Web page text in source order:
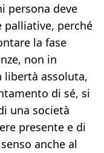
persona deve
palliative, perché
la fase
non in
libertà assoluta,
di sé, si
una società
presente e di
anche al